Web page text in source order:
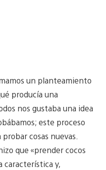
un planteamiento
producía una
nos gustaba una idea
este proceso
cosas nuevas.
que «prender cocos
característica y,